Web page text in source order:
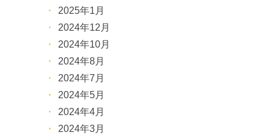
2025年1月
2024年12月
2024年10月
2024年8月
2024年7月
2024年5月
2024年4月
2024年3月